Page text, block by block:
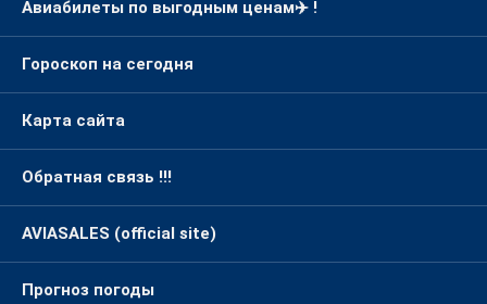
Авиабилеты по выгодным ценам✈️ !
Гороскоп на сегодня
Карта сайта
Обратная связь !!!
AVIASALES (official site)
Прогноз погоды